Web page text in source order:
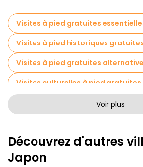
Visites à pied gratuites
Visites à pied historiques
Visites à pied gratuites
Visites culturelles à pied gratuites
Visites à pied sans art à Osaka
Visites autoguidées en Osaka
Billets d'entrée en Osaka
Voir plus
Découvrez d'autres
Japon